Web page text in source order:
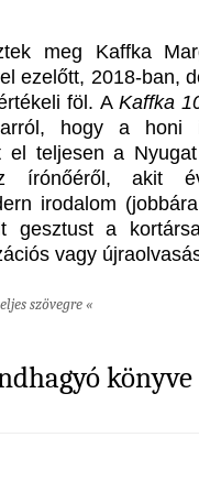
meg Kaffka
ezelőtt, 2018-ban,
föl. A Kaffka
hogy a honi
el teljesen a
írónőéről, akit
irodalom
a
vagy
szövegre «
könyve